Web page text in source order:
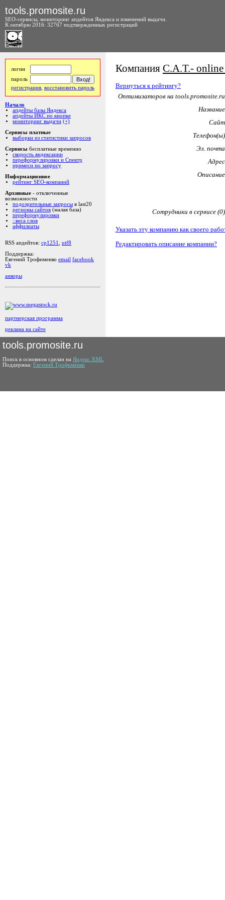
tools.promosite.ru
SEO-сервисы, мониторинг апдейтов Яндекса и изменений выдачи.
К октябрю 2016: 32767 подтвержденных регистраций
логин
пароль
регистрация восстановить пароль
Начало
апдейты базы Яндекса
апдейты ИКС по кнопке
мониторинг выдачи (+)
Сервисы платные
выборки из статистики запросов
Сервисы бесплатные временно
скорость яндексации
переформулировки и Спектр
примеси по запросу
Информационное
рейтинг SEO-компаний
Архивные - отключенные
возможности
подозрительные запросы в last20
регионы сайтов (малая база)
переформулировки
::веса слов
аффилиаты
RSS апдейтов: cp1251
utf8
Поддержка:
Евгений Трофименко email facebook
vk
анкоры
партнерская программа
реклама на сайте
Компания C.A.T.- online
Вернуться к рейтингу?
Оптимизаторов на tools.promosite.ru
Название
Сайт
Телефон(ы)
Эл. почта
Адрес
Описание
Сотрудники в сервисе (0)
Указать эту компанию как своего
Редактировать описание компании?
tools.promosite.ru
Поиск в основном сделан на Яндекс.XML
Поддержка: Евгений Трофименко